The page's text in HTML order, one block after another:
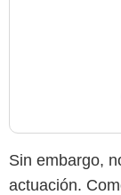
Sin embargo,
actuación.